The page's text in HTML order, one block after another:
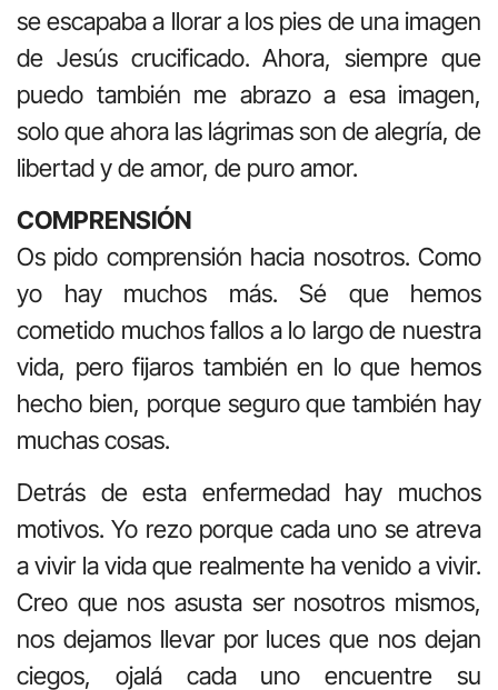
se escapaba a llorar a los pies de una imagen
de Jesús crucificado. Ahora, siempre que
puedo también me abrazo a esa imagen,
solo que ahora las lágrimas son de alegría, de
libertad y de amor, de puro amor.
COMPRENSIÓN
Os pido comprensión hacia nosotros. Como
yo hay muchos más. Sé que hemos
cometido muchos fallos a lo largo de nuestra
vida, pero fijaros también en lo que hemos
hecho bien, porque seguro que también hay
muchas cosas.
Detrás de esta enfermedad hay muchos
motivos. Yo rezo porque cada uno se atreva
a vivir la vida que realmente ha venido a vivir.
Creo que nos asusta ser nosotros mismos,
nos dejamos llevar por luces que nos dejan
ciegos, ojalá cada uno encuentre su